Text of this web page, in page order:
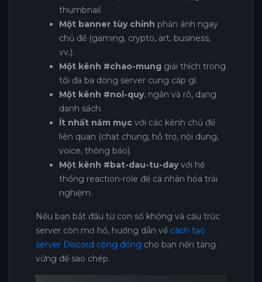
thumbnail.
Một banner tùy chỉnh phản ánh ngay
chủ đề (gaming, crypto, art, business,
vv.).
Một kênh #chao-mung giải thích trong
tối đa ba dòng server cung cấp gì.
Một kênh #noi-quy, ngắn và rõ, dạng
danh sách.
Ít nhất năm mục với các kênh chủ đề
liên quan (chat chung, hỗ trợ, nội dung,
voice, thông báo).
Một kênh #bat-dau-tu-dayvới hệ
thống reaction-role để cá nhân hóa trải
nghiệm.
Nếu bạn bắt đầu từ con số không và cấu trúc
server còn mơ hồ, hướng dẫn về cách tạo
server Discord cộng đồng cho bạn nền tảng
vững để sao chép.